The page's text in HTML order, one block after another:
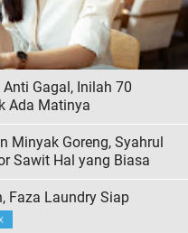
Gagal, Inilah 70
Ada Matinya
Minyak Goreng, Syahrul
Sawit Hal yang Biasa
Faza Laundry Siap